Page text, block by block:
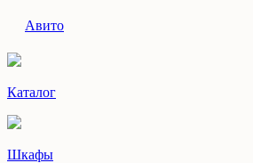
Авито
Каталог
Шкафы